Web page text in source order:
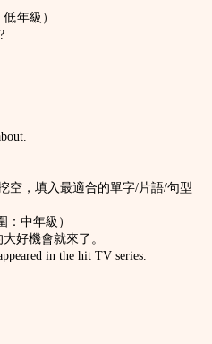
年級）
空，填入最適合的單字/片語/句型
中年級）
好機會就來了。
in the hit TV series.